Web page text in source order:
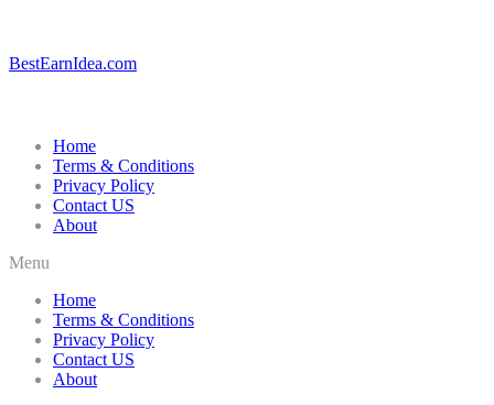
BestEarnIdea.com
Home
Terms & Conditions
Privacy Policy
Contact US
About
Menu
Home
Terms & Conditions
Privacy Policy
Contact US
About